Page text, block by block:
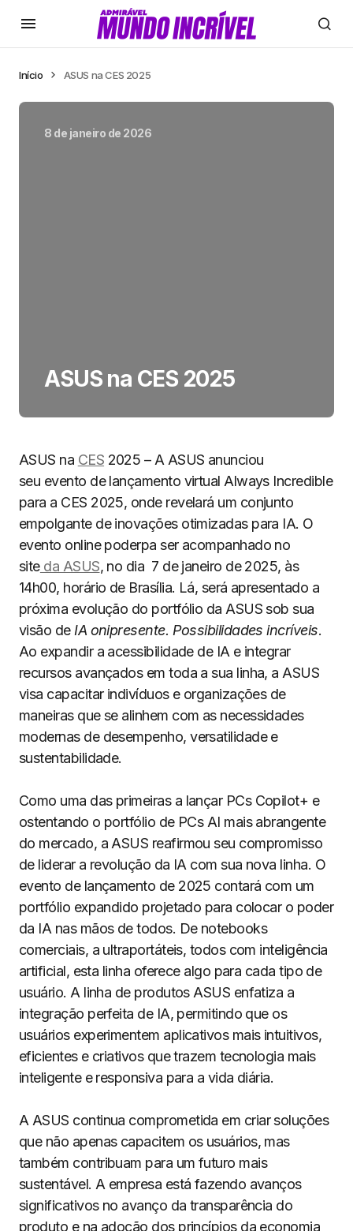
Início ASUS na CES 2025
8 de janeiro de 2026
ASUS na CES 2025
ASUS na CES 2025 – A ASUS anunciou
seu evento de lançamento virtual Always Incredible
para a CES 2025, onde revelará um conjunto
empolgante de inovações otimizadas para IA. O
evento online poderpa ser acompanhado no
siteda ASUS, no dia 7 de janeiro de 2025, às
14h00, horário de Brasília. Lá, será apresentado a
próxima evolução do portfólio da ASUS sob sua
visão de IA onipresente. Possibilidades incríveis.
Ao expandir a acessibilidade de IA e integrar
recursos avançados em toda a sua linha, a ASUS
visa capacitar indivíduos e organizações de
maneiras que se alinhem com as necessidades
modernas de desempenho, versatilidade e
sustentabilidade.
Como uma das primeiras a lançar PCs Copilot+ e
ostentando o portfólio de PCs AI mais abrangente
do mercado, a ASUS reafirmou seu compromisso
de liderar a revolução da IA com sua nova linha. O
evento de lançamento de 2025 contará com um
portfólio expandido projetado para colocar o poder
da IA nas mãos de todos. De notebooks
comerciais, a ultraportáteis, todos com inteligência
artificial, esta linha oferece algo para cada tipo de
usuário. A linha de produtos ASUS enfatiza a
integração perfeita de IA, permitindo que os
usuários experimentem aplicativos mais intuitivos,
eficientes e criativos que trazem tecnologia mais
inteligente e responsiva para a vida diária.
A ASUS continua comprometida em criar soluções
que não apenas capacitem os usuários, mas
também contribuam para um futuro mais
sustentável. A empresa está fazendo avanços
significativos no avanço da transparência do
produto e na adoção dos princípios da economia